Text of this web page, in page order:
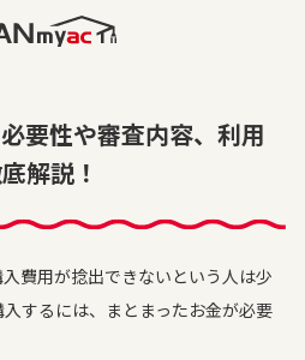
要性や審査内容、利用
解説！
費用が捻出できないという人は少
するには、まとまったお金が必要